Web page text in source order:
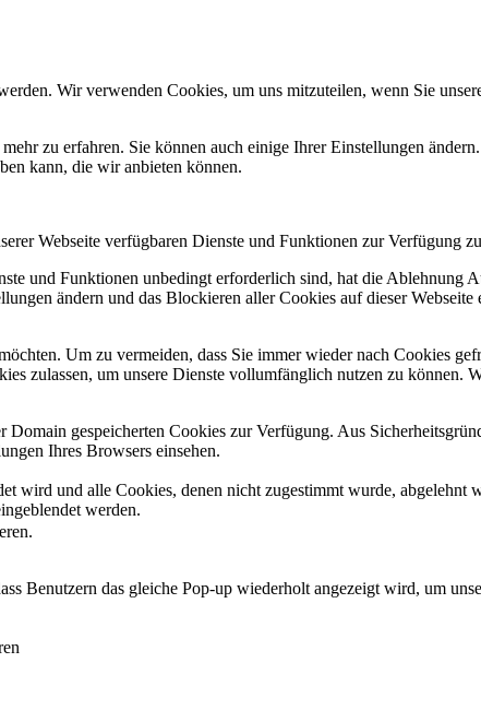
Wir verwenden Cookies, um uns mitzuteilen, wenn Sie
zu erfahren. Sie können auch einige Ihrer Einstellungen
kann, die wir anbieten können.
Webseite verfügbaren Dienste und Funktionen zur Verfügung
und Funktionen unbedingt erforderlich sind, hat die Ablehnung
ändern und das Blockieren aller Cookies auf dieser
Um zu vermeiden, dass Sie immer wieder nach Cookies
zulassen, um unsere Dienste vollumfänglich nutzen zu können.
gespeicherten Cookies zur Verfügung. Aus
Ihres Browsers einsehen.
wird und alle Cookies, denen nicht zugestimmt wurde,
werden.
Benutzern das gleiche Pop-up wiederholt angezeigt wird, um